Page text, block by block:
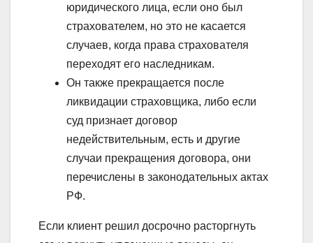
юридического лица, если оно был
страхователем, но это не касается
случаев, когда права страхователя
переходят его наследникам.
Он также прекращается после
ликвидации страховщика, либо если
суд признает договор
недействительным, есть и другие
случаи прекращения договора, они
перечислены в законодательных актах
РФ.
Если клиент решил досрочно расторгнуть